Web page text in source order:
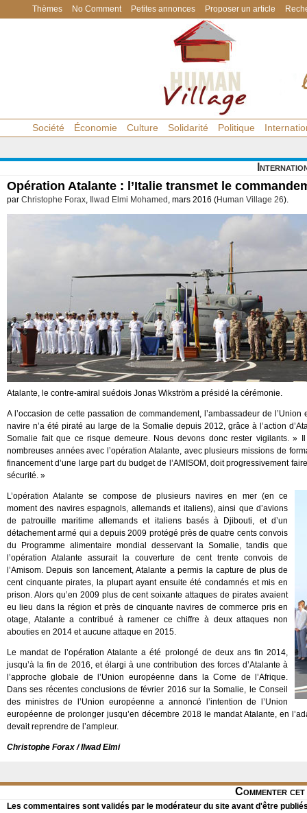
Thèmes No Comment Petites annonces Proposer un article
Société Économie Culture Solidarité Politique
Opération Atalante : l’Italie transmet le
par Christophe Forax, Ilwad Elmi Mohamed , mars 2016 (Human Village 26).
Atalante, le contre-amiral suédois Jonas Wikström a présidé la cérémonie.
A l’occasion de cette passation de commandement, l’ambassadeur de
navire n’a été piraté au large de la Somalie depuis 2012, grâce à l’action
Somalie fait que ce risque demeure. Nous devons donc rester vigilants. »
nombreuses années avec l’opération Atalante, avec plusieurs missions de
financement d’une large part du budget de l’AMISOM, doit progressivement
sécurité. »
L’opération Atalante se compose de plusieurs navires en mer (en ce
moment des navires espagnols, allemands et italiens), ainsi que d’avions
de patrouille maritime allemands et italiens basés à Djibouti, et d’un
détachement armé qui a depuis 2009 protégé près de quatre cents convois
du Programme alimentaire mondial desservant la Somalie, tandis que
l’opération Atalante assurait la couverture de cent trente convois de
l’Amisom. Depuis son lancement, Atalante a permis la capture de plus de
cent cinquante pirates, la plupart ayant ensuite été condamnés et mis en
prison. Alors qu’en 2009 plus de cent soixante attaques de pirates avaient
eu lieu dans la région et près de cinquante navires de commerce pris en
otage, Atalante a contribué à ramener ce chiffre à deux attaques non
abouties en 2014 et aucune attaque en 2015.
Le mandat de l’opération Atalante a été prolongé de deux ans fin 2014,
jusqu’à la fin de 2016, et élargi à une contribution des forces d’Atalante à
l’approche globale de l’Union européenne dans la Corne de l’Afrique.
Dans ses récentes conclusions de février 2016 sur la Somalie, le Conseil
des ministres de l’Union européenne a annoncé l’intention de l’Union
européenne de prolonger jusqu’en décembre 2018 le mandat Atalante, en
devait reprendre de l’ampleur.
Christophe Forax / Ilwad Elmi
Commenter
Les commentaires sont validés par le modérateur du site avant d'être